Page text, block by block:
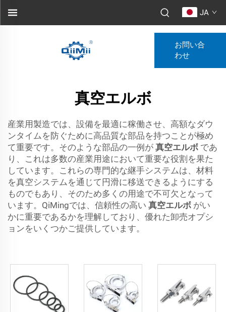
JA
お問い合
わせ
真空エルボ
産業用製造では、設備を最適に稼働させ、高額なダウ
ンタイムを防ぐために高品質な部品を持つことが極め
て重要です。そのような部品の一例が 真空エルボ であ
り、これは多数の産業用途において重要な役割を果た
しています。これらの専門的な継手システムは、材料
を真空システムを通じて円滑に移送できるようにする
ものでもあり、そのため多くの用途で不可欠となって
います。QiMingでは、信頼性の高い 真空エルボ がい
かに重要であるかを理解しており、優れた卸売オプシ
ョンをいくつかご提供しています。